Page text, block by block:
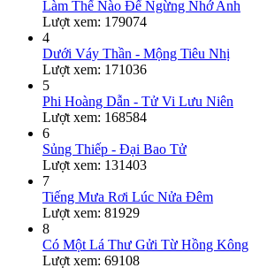
Làm Thế Nào Để Ngừng Nhớ Anh
Lượt xem: 179074
4
Dưới Váy Thần - Mộng Tiêu Nhị
Lượt xem: 171036
5
Phi Hoàng Dẫn - Tử Vi Lưu Niên
Lượt xem: 168584
6
Sủng Thiếp - Đại Bao Tử
Lượt xem: 131403
7
Tiếng Mưa Rơi Lúc Nửa Đêm
Lượt xem: 81929
8
Có Một Lá Thư Gửi Từ Hồng Kông
Lượt xem: 69108